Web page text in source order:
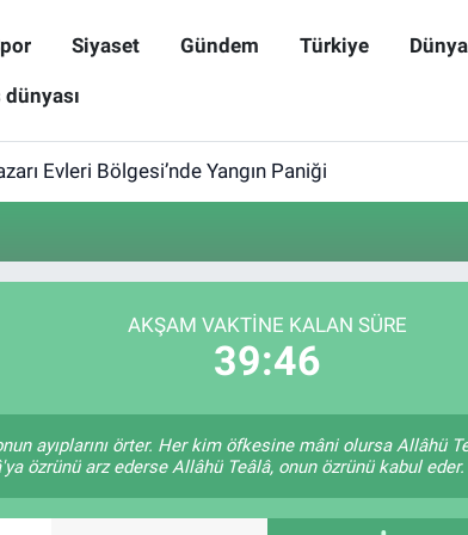
Siyaset Gündem Türkiye Dünya
Evleri Bölgesi’nde Yangın Paniği
AKŞAM VAKTINE KALAN SÜRE
39:46
ayıplarını örter. Her kim öfkesine mâni olursa Allâhü
özrünü arz ederse Allâhü Teâlâ, onun özrünü kabul